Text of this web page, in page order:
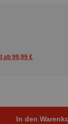
ab 99,99 €
Wert ein
In den